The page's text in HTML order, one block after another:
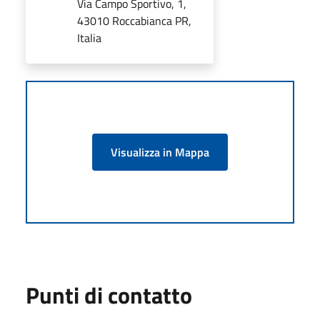
43010 Roccabianca PR,
Italia
Visualizza in Mappa
Punti di contatto